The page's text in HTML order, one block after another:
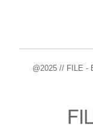
@2025 // FILE -